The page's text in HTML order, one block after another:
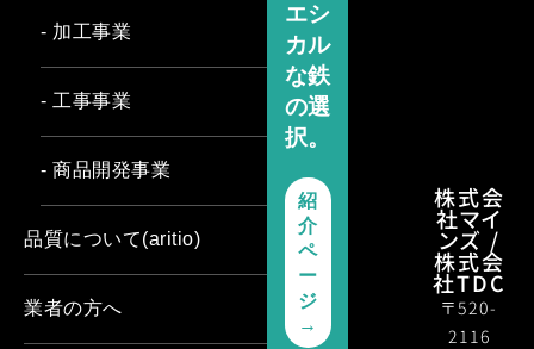
株式会
社マイ
ンズ /
株式会
社TDC
〒520-
2116
エシ
カル
な鉄
の選
択。
紹
介
ペ
ー
ジ
→
- 加工事業
- 工事事業
- 商品開発事業
品質について(aritio)
業者の方へ